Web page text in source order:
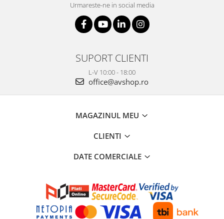
Urmareste-ne in social media
SUPORT CLIENTI
L-V 10:00 - 18:00
office@avshop.ro
MAGAZINUL MEU
CLIENTI
DATE COMERCIALE